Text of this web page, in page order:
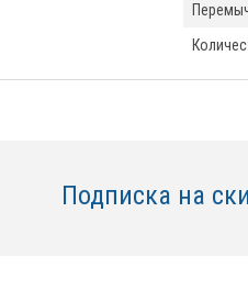
Подписка на